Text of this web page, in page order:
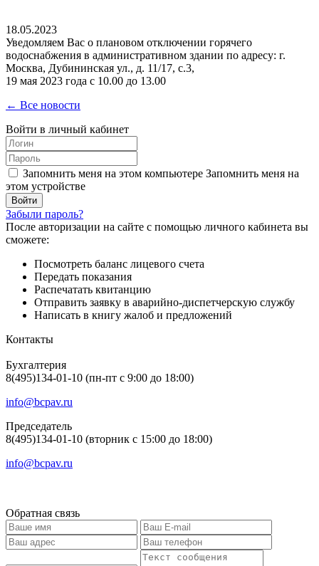
18.05.2023
Уведомляем Вас о плановом отключении горячего
водоснабжения в административном здании по адресу: г.
Москва, Дубининская ул., д. 11/17, с.3,
19 мая 2023 года с 10.00 до 13.00
← Все новости
Войти в личный кабинет
Запомнить меня на этом компьютере Запомнить меня на
этом устройстве
Забыли пароль?
После авторизации на сайте с помощью личного кабинета вы
сможете:
Посмотреть баланс лицевого счета
Передать показания
Распечатать квитанцию
Отправить заявку в аварийно-диспетчерскую службу
Написать в книгу жалоб и предложений
Контакты
Бухгалтерия
8(495)134-01-10 (пн-пт с 9:00 до 18:00)
info@bcpav.ru
Председатель
8(495)134-01-10 (вторник с 15:00 до 18:00)
info@bcpav.ru
Обратная связь